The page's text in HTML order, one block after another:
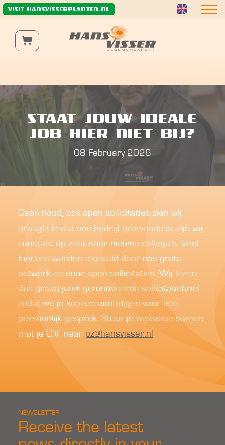
Wij gebruiken functionele en analytische cookies om de
en het verkeer anoniem te analyseren.
VISIT HANSVISSERPLANTEN.NL
STAAT JOUW IDEALE
JOB HIER NIET BIJ?
08 February 2026
Geen nood, ook open sollicitaties zien wij
graag! Omdat ons bedrijf groeiende is, zijn wij
constant op zoek naar nieuwe collega’s. Veel
functies worden ingevuld door ons grote
netwerk en door open sollicitaties. Wij lezen
dus graag jouw gemotiveerde sollicitatiebrief
zodat we je kunnen uitnodigen voor een
persoonlijk gesprek. Stuur je motivatie samen
met je C.V. naar pz@hansvisser.nl .
NEWSLETTER
Receive the latest